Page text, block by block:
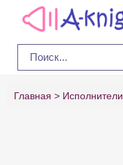
Главная Исполнители